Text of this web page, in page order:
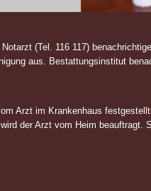
Notarzt (Tel. 116 117)
aus. Bestattungsinstitut
Arzt im Krankenhaus
der Arzt vom Heim beauftragt.